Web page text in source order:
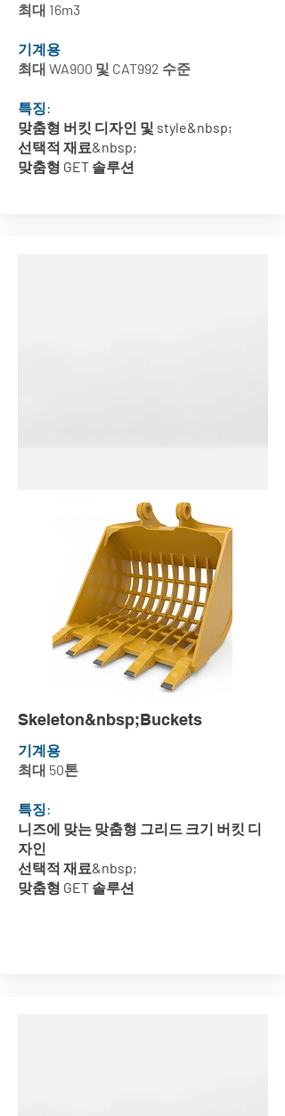
최대 16m3
기계용
최대 WA900 및 CAT992 수준
특징:
맞춤형 버킷 디자인 및 style&nbsp;
선택적 재료&nbsp;
맞춤형 GET 솔루션
Skeleton&nbsp;Buckets
기계용
최대 50톤
특징:
니즈에 맞는 맞춤형 그리드 크기 버킷 디
자인
선택적 재료&nbsp;
맞춤형 GET 솔루션